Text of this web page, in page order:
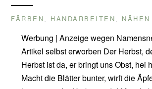
FÄRBEN , HANDARBEITEN , NÄHEN
Werbung | Anzeige wegen
Artikel selbst erworben Der Herbst,
Herbst ist da, er bringt uns Obst, hei
Macht die Blätter bunter, wirft die